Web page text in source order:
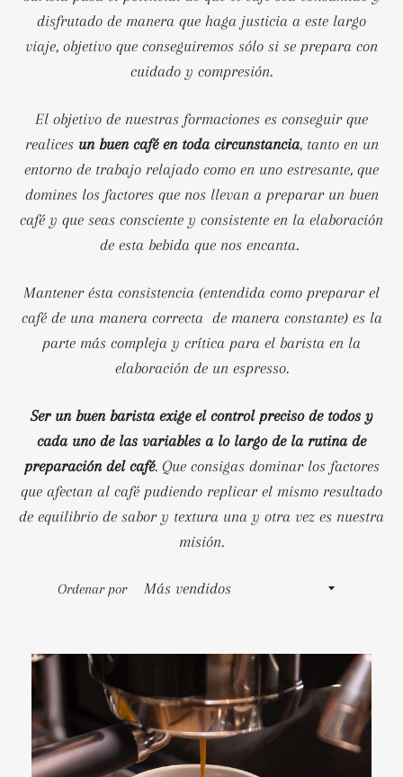
disfrutado de manera que haga justicia a este largo
viaje, objetivo que conseguiremos sólo si se prepara con
cuidado y compresión.
El objetivo de nuestras formaciones es conseguir que
realices un buen café en toda circunstancia, tanto en un
entorno de trabajo relajado como en uno estresante, que
domines los factores que nos llevan a preparar un buen
café y que seas consciente y consistente en la elaboración
de esta bebida que nos encanta.
Mantener ésta consistencia (entendida como preparar el
café de una manera correcta de manera constante) es la
parte más compleja y crítica para el barista en la
elaboración de un espresso.
Ser un buen barista exige el control preciso de todos y
cada uno de las variables a lo largo de la rutina de
preparación del café. Que consigas dominar los factores
que afectan al café pudiendo replicar el mismo resultado
de equilibrio de sabor y textura una y otra vez es nuestra
misión.
Ordenar por